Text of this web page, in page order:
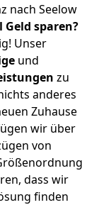
nach Seelow
Geld sparen?
Unser
und
zu
anderes
Zuhause
wir über
von
dass wir
finden